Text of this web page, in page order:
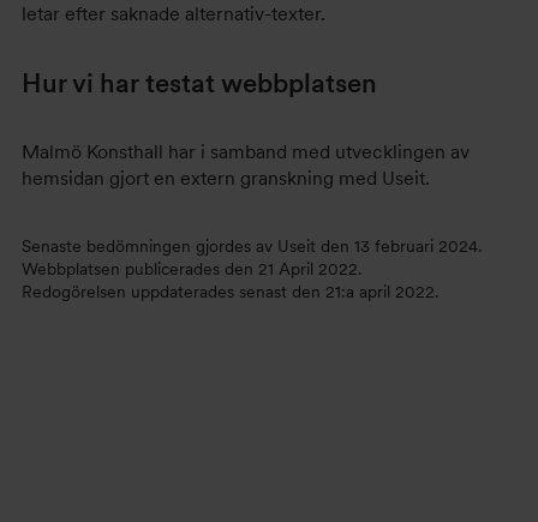
letar efter saknade alternativ-texter.
Hur vi har testat webbplatsen
Malmö Konsthall har i samband med utvecklingen av
hemsidan gjort en extern granskning med Useit.
Senaste bedömningen gjordes av Useit den 13 februari 2024.
Webbplatsen publicerades den 21 April 2022.
Redogörelsen uppdaterades senast den 21:a april 2022.